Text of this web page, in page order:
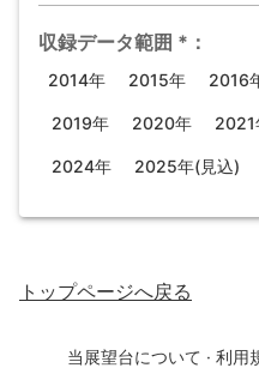
収録データ範囲 * ：
2014年 2015年 2016
2019年 2020年 2021
2024年 2025年(見込)
トップページへ戻る
当展望台について · 利用